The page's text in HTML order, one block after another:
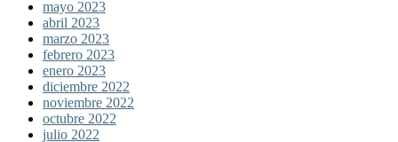
mayo 2023
abril 2023
marzo 2023
febrero 2023
enero 2023
diciembre 2022
noviembre 2022
octubre 2022
julio 2022